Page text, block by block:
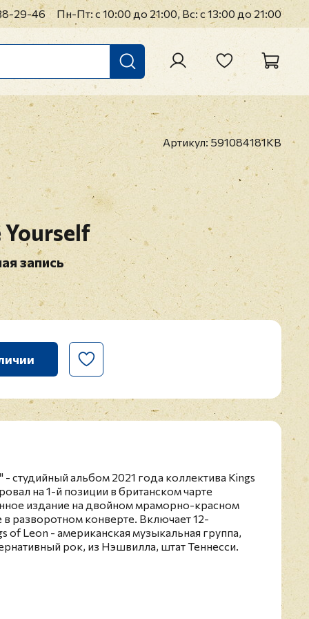
29-46 Пн-Пт: с 10:00 до 21:00, Вс: с 13:00 до 21:00
Артикул:591084181KB
Yourself
запись
- студийный альбом 2021 года коллектива Kings
на 1-й позиции в британском чарте
издание на двойном мраморно-красном
разворотном конверте. Включает 12-
of Leon - американская музыкальная группа,
рок, из Нэшвилла, штат Теннесси.
году тремя братьями: Калебом (вокал и ритм-
бэк-вокал и синтезатор) и Натаном
с их кузеном Мэтью Фоллоуиллом (соло-
получила название в честь отца и деда